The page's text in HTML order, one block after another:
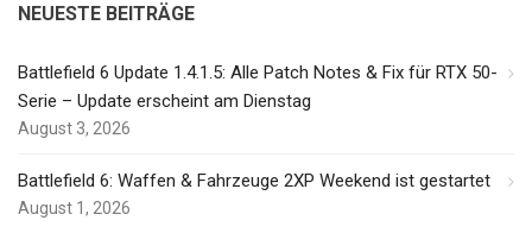
NEUESTE BEITRÄGE
Battlefield 6 Update 1.4.1.5: Alle Patch Notes & Fix für RTX 50-
Serie – Update erscheint am Dienstag
August 3, 2026
Battlefield 6: Waffen & Fahrzeuge 2XP Weekend ist gestartet
August 1, 2026